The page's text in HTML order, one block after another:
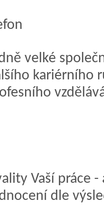
velké
kariérního
Vaší práce -
dle